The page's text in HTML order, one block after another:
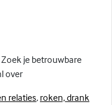
je betrouwbare
over
relaties, roken, drank